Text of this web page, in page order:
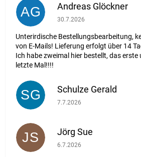
AG Andreas Glöckner
Die Shop-Bewertung
30.7.2026
Unterirdische Bestellungsbearbeitung,
von E-Mails! Lieferung erfolgt über 14
Ich habe zweimal hier bestellt, das
letzte Mal!!!!
SG Schulze Gerald
Die Shop-Bewertung
7.7.2026
JS Jörg Sue
Die Shop-Bewertung
6.7.2026